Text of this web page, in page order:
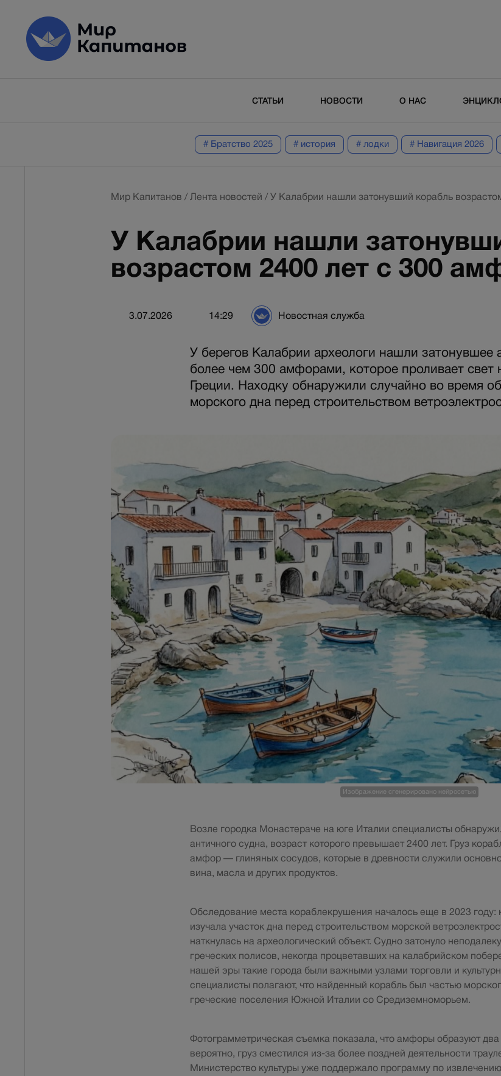
СТАТЬИ НОВОСТИ О НАС
# Братство 2025 # история # лодки # Навигация 2026
Мир Капитанов / Лента новостей / У Калабрии нашли затонувший корабль
У Калабрии нашли
возрастом 2400 лет с 300
3.07.2026 14:29 Новостная служба
У берегов Калабрии археологи нашли затонувшее
более чем 300 амфорами, которое проливает
Греции. Находку обнаружили случайно во время
морского дна перед строительством
Изображение сгенерировано нейросетью
Возле городка Монастераче на юге Италии специалисты
античного судна, возраст которого превышает 2400 лет. Груз
амфор — глиняных сосудов, которые в древности служили
вина, масла и других продуктов.
Обследование места кораблекрушения началось еще в 2023 году:
изучала участок дна перед строительством морской
наткнулась на археологический объект. Судно затонуло
греческих полисов, некогда процветавших на калабрийском
нашей эры такие города были важными узлами торговли и
специалисты полагают, что найденный корабль был частью
греческие поселения Южной Италии со Средиземноморьем.
Фотограмметрическая съемка показала, что амфоры образуют
вероятно, груз сместился из-за более поздней деятельности
Министерство культуры уже поддержало программу по